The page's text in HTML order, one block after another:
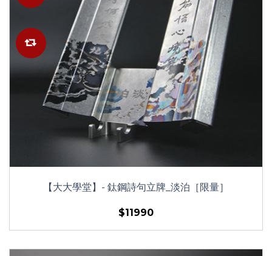
【大大學堂】- 鈦鋼詩句立牌_淡泊［限量］
$11990